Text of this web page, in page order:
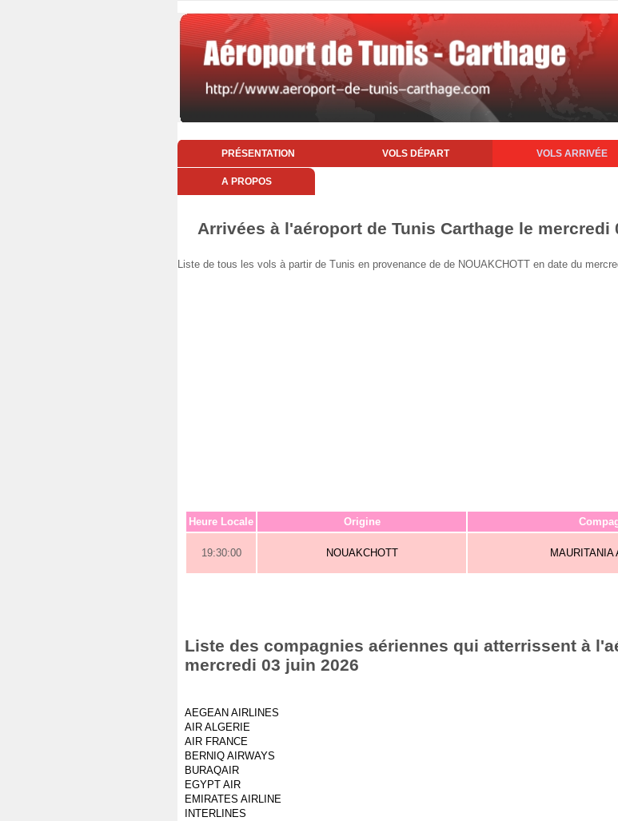
PRÉSENTATION VOLS DÉPART VOLS ARRIVÉE
A PROPOS
Arrivées à l'aéroport de Tunis Carthage le mercredi
Liste de tous les vols à partir de Tunis en provenance de de NOUAKCHOTT en date du
Heure Locale Origine
19:30:00 NOUAKCHOTT MAURITANIA
Liste des compagnies aériennes qui atterrissent à
mercredi 03 juin 2026
AEGEAN AIRLINES
AIR ALGERIE
AIR FRANCE
BERNIQ AIRWAYS
BURAQAIR
EGYPT AIR
EMIRATES AIRLINE
INTERLINES